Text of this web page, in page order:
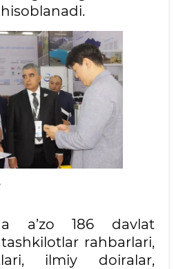
a’zo 186 davlat
rahbarlari,
ilmiy doiralar,